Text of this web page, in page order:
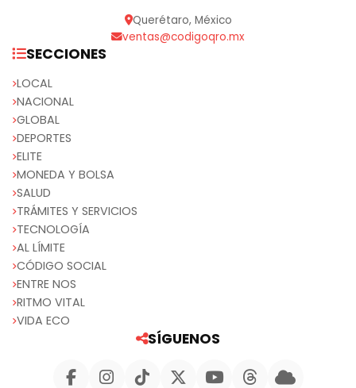
Querétaro, México
ventas@codigoqro.mx
SECCIONES
LOCAL
NACIONAL
GLOBAL
DEPORTES
ELITE
MONEDA Y BOLSA
SALUD
TRÁMITES Y SERVICIOS
TECNOLOGÍA
AL LÍMITE
CÓDIGO SOCIAL
ENTRE NOS
RITMO VITAL
VIDA ECO
SÍGUENOS